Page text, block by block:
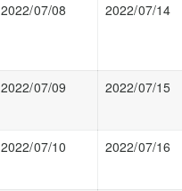
2022/07/08 2022/07/14
2022/07/09 2022/07/15
2022/07/10 2022/07/16